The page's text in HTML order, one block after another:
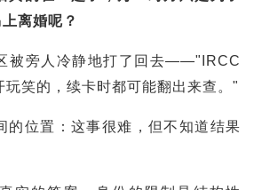
离婚呢？
被旁人冷静地打了回去——"IRCC
玩笑的，续卡时都可能翻出来查。"
的位置：这事很难，但不知道结果